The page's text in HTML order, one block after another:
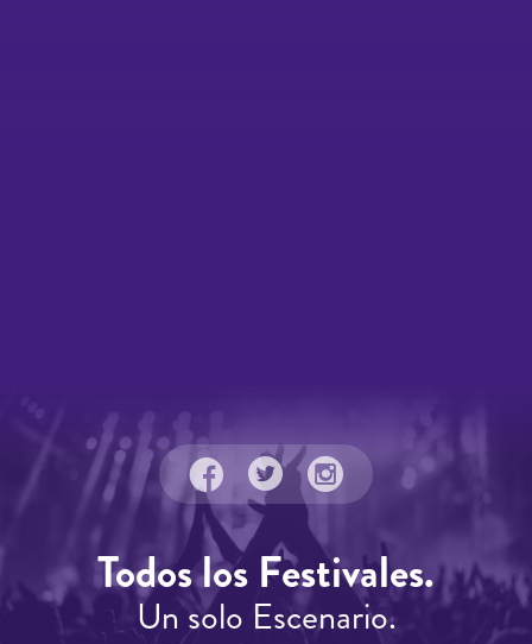
Todos los Festivales.
Un solo Escenario.